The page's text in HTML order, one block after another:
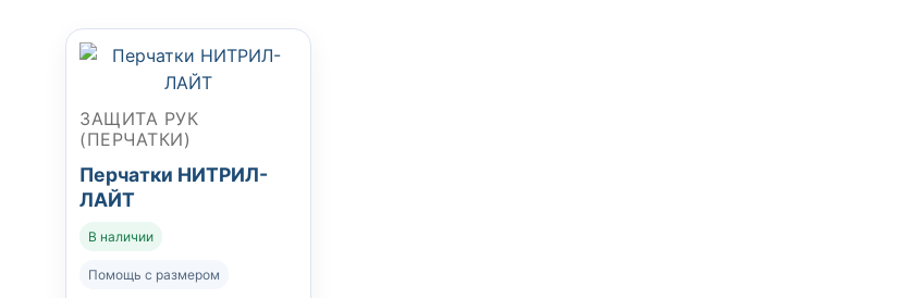
ЗАЩИТА РУК
(ПЕРЧАТКИ)
Перчатки НИТРИЛ-
ЛАЙТ
В наличии
Помощь с размером